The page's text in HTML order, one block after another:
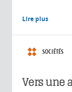
Lire plus
SOCIÉTÉS
Vers une